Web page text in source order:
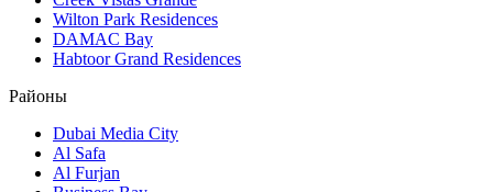
Wilton Park Residences
DAMAC Bay
Habtoor Grand Residences
Районы
Dubai Media City
Al Safa
Al Furjan